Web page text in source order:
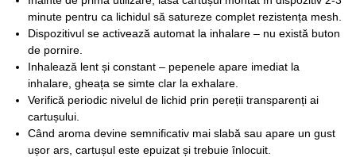
minute pentru ca lichidul să satureze complet rezistența mesh.
Dispozitivul se activează automat la inhalare – nu există buton
de pornire.
Inhalează lent și constant – pepenele apare imediat la
inhalare, gheața se simte clar la exhalare.
Verifică periodic nivelul de lichid prin pereții transparenți ai
cartușului.
Când aroma devine semnificativ mai slabă sau apare un gust
ușor ars, cartușul este epuizat și trebuie înlocuit.